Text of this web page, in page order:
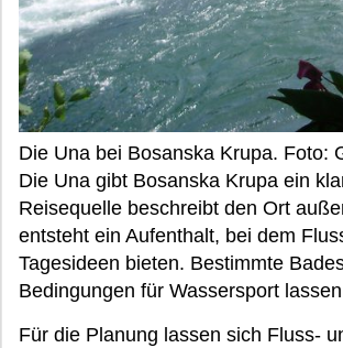
Die Una bei Bosanska Krupa. Foto:
Die Una gibt Bosanska Krupa ein
Reisequelle beschreibt den Ort
entsteht ein Aufenthalt, bei dem
Tagesideen bieten. Bestimmte
Bedingungen für Wassersport
Für die Planung lassen sich Fluss-